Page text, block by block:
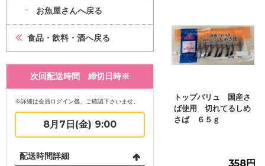
お魚屋さんへ戻る
食品・飲料・酒へ戻る
次回配送時間 締切日時※
※詳細は会員ログイン後、ご確認下さいませ。
8月7日(金) 9:00
配送時間詳細
トップバリュ 国産さ
ば使用 切れてるしめ
さば ６５ｇ
358円